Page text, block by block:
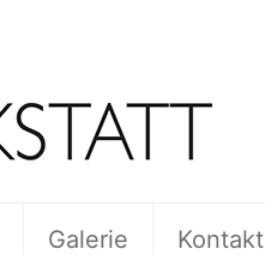
Galerie Kontakt